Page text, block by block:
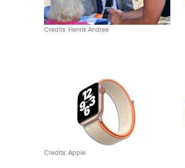
Credits: Henrik Andree
Credits: Apple